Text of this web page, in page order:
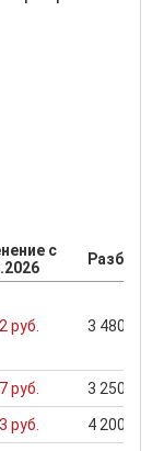
с
руб. 3 480
руб. 3 250
руб. 4 200